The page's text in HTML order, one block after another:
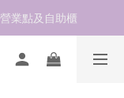
至澳門🇲🇴及台灣🇹🇼
業點及自助櫃
至澳門🇲🇴及台灣🇹🇼